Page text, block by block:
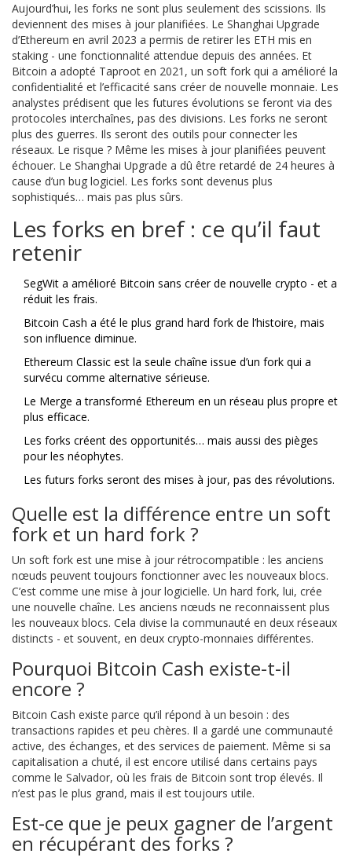
Aujourd’hui, les forks ne sont plus seulement des scissions. Ils
deviennent des mises à jour planifiées. Le Shanghai Upgrade
d’Ethereum en avril 2023 a permis de retirer les ETH mis en
staking - une fonctionnalité attendue depuis des années. Et
Bitcoin a adopté Taproot en 2021, un soft fork qui a amélioré la
confidentialité et l’efficacité sans créer de nouvelle monnaie. Les
analystes prédisent que les futures évolutions se feront via des
protocoles interchaînes, pas des divisions. Les forks ne seront
plus des guerres. Ils seront des outils pour connecter les
réseaux. Le risque ? Même les mises à jour planifiées peuvent
échouer. Le Shanghai Upgrade a dû être retardé de 24 heures à
cause d’un bug logiciel. Les forks sont devenus plus
sophistiqués… mais pas plus sûrs.
Les forks en bref : ce qu’il faut
retenir
SegWit a amélioré Bitcoin sans créer de nouvelle crypto - et a
réduit les frais.
Bitcoin Cash a été le plus grand hard fork de l’histoire, mais
son influence diminue.
Ethereum Classic est la seule chaîne issue d’un fork qui a
survécu comme alternative sérieuse.
Le Merge a transformé Ethereum en un réseau plus propre et
plus efficace.
Les forks créent des opportunités… mais aussi des pièges
pour les néophytes.
Les futurs forks seront des mises à jour, pas des révolutions.
Quelle est la différence entre un soft
fork et un hard fork ?
Un soft fork est une mise à jour rétrocompatible : les anciens
nœuds peuvent toujours fonctionner avec les nouveaux blocs.
C’est comme une mise à jour logicielle. Un hard fork, lui, crée
une nouvelle chaîne. Les anciens nœuds ne reconnaissent plus
les nouveaux blocs. Cela divise la communauté en deux réseaux
distincts - et souvent, en deux crypto-monnaies différentes.
Pourquoi Bitcoin Cash existe-t-il
encore ?
Bitcoin Cash existe parce qu’il répond à un besoin : des
transactions rapides et peu chères. Il a gardé une communauté
active, des échanges, et des services de paiement. Même si sa
capitalisation a chuté, il est encore utilisé dans certains pays
comme le Salvador, où les frais de Bitcoin sont trop élevés. Il
n’est pas le plus grand, mais il est toujours utile.
Est-ce que je peux gagner de l’argent
en récupérant des forks ?